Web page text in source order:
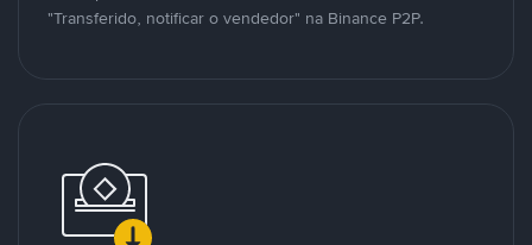
"Transferido, notificar o vendedor" na Binance P2P.